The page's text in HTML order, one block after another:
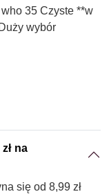
35 Czyste **w
wybór
na
się od 8,99 zł